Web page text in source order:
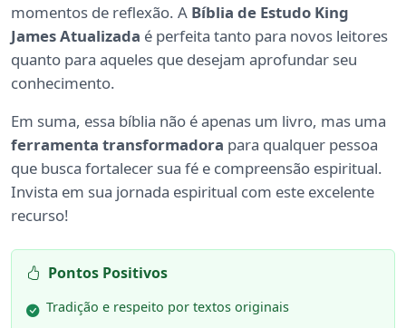
momentos de reflexão. A Bíblia de Estudo King
James Atualizada é perfeita tanto para novos leitores
quanto para aqueles que desejam aprofundar seu
conhecimento.
Em suma, essa bíblia não é apenas um livro, mas uma
ferramenta transformadora para qualquer pessoa
que busca fortalecer sua fé e compreensão espiritual.
Invista em sua jornada espiritual com este excelente
recurso!
Pontos Positivos
Tradição e respeito por textos originais